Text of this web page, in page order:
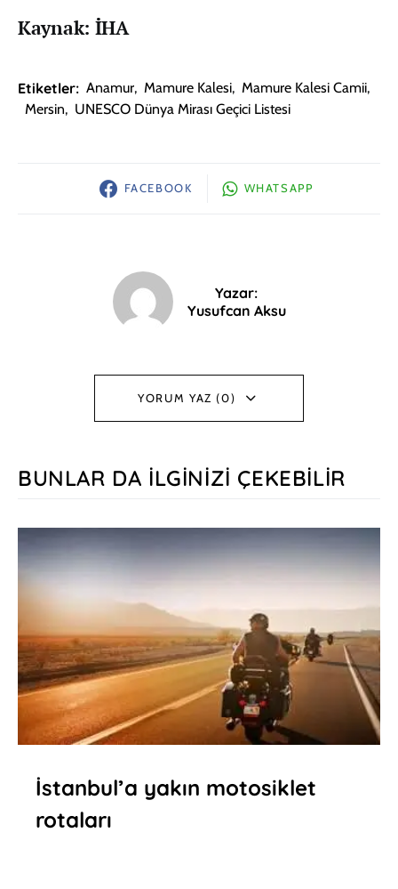
Kaynak: İHA
Etiketler: Anamur, Mamure Kalesi, Mamure Kalesi Camii,
Mersin, UNESCO Dünya Mirası Geçici Listesi
FACEBOOK WHATSAPP
Yazar:
Yusufcan Aksu
YORUM YAZ (0)
BUNLAR DA İLGINIZI ÇEKEBILIR
İstanbul’a yakın motosiklet
rotaları